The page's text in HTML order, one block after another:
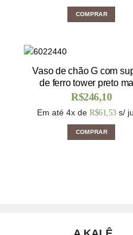
COMPRAR
Vaso de chão G com
de ferro tower preto
R$246,10
Em até 4x de R$61,53 s/
COMPRAR